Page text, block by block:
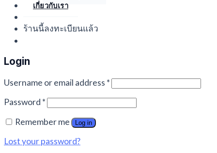
เกี่ยวกับเรา
ร้านนี้ลงทะเบียนแล้ว
Login
Username or email address *
Password *
Remember me
Log in
Lost your password?